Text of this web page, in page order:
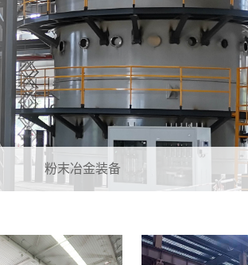
粉末冶金装备